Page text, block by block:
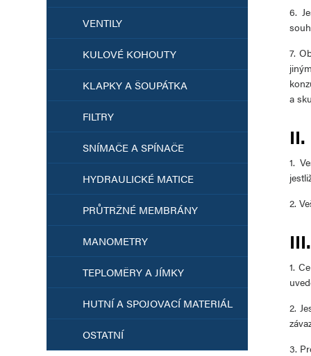
VENTILY
KULOVÉ KOHOUTY
KLAPKY A ŠOUPÁTKA
FILTRY
SNÍMAČE A SPÍNAČE
HYDRAULICKÉ MATICE
PRŮTRŽNÉ MEMBRÁNY
MANOMETRY
TEPLOMĚRY A JÍMKY
HUTNÍ A SPOJOVACÍ MATERIÁL
OSTATNÍ
6.
7.
a
1.
2.
1.
2.
3.